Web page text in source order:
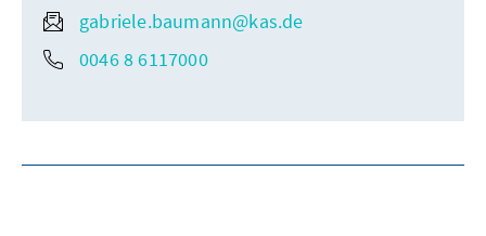
gabriele.baumann@kas.de
0046 8 6117000